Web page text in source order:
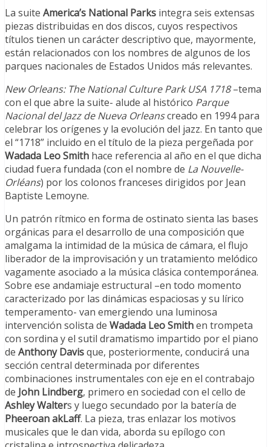
La suite America’s National Parks integra seis extensas
piezas distribuidas en dos discos, cuyos respectivos
títulos tienen un carácter descriptivo que, mayormente,
están relacionados con los nombres de algunos de los
parques nacionales de Estados Unidos más relevantes.
New Orleans: The National Culture Park USA 1718–tema
con el que abre la suite- alude al histórico Parque
Nacional del Jazz de Nueva Orleanscreado en 1994 para
celebrar los orígenes y la evolución del jazz. En tanto que
el “1718” incluido en el título de la pieza pergeñada por
Wadada Leo Smith hace referencia al año en el que dicha
ciudad fuera fundada (con el nombre de La Nouvelle-
Orléans) por los colonos franceses dirigidos por Jean
Baptiste Lemoyne.
Un patrón rítmico en forma de ostinato sienta las bases
orgánicas para el desarrollo de una composición que
amalgama la intimidad de la música de cámara, el flujo
liberador de la improvisación y un tratamiento melódico
vagamente asociado a la música clásica contemporánea.
Sobre ese andamiaje estructural –en todo momento
caracterizado por las dinámicas espaciosas y su lírico
temperamento- van emergiendo una luminosa
intervención solista de Wadada Leo Smithen trompeta
con sordina y el sutil dramatismo impartido por el piano
de Anthony Davisque, posteriormente, conducirá una
sección central determinada por diferentes
combinaciones instrumentales con eje en el contrabajo
de John Lindberg, primero en sociedad con el cello de
Ashley Walters y luego secundado por la batería de
Pheeroan akLaff. La pieza, tras enlazar los motivos
musicales que le dan vida, aborda su epílogo con